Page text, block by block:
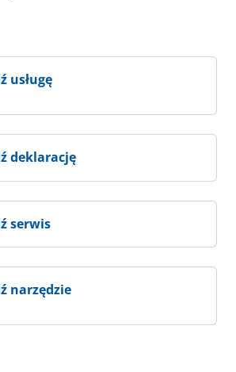
usługę
deklarację
serwis
narzędzie